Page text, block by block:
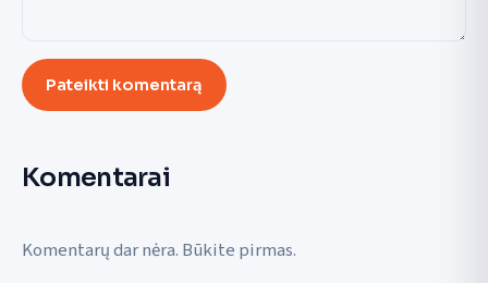
Pateikti komentarą
Komentarai
Komentarų dar nėra. Būkite pirmas.